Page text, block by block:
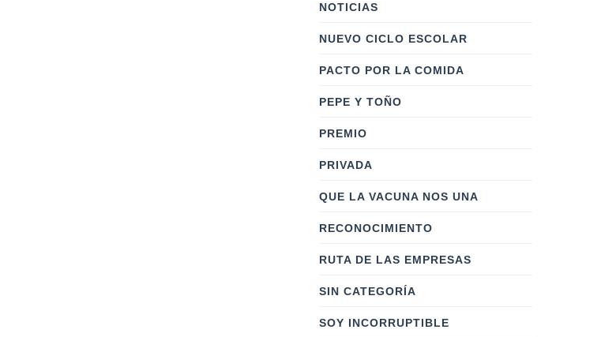
NOTICIAS
NUEVO CICLO ESCOLAR
PACTO POR LA COMIDA
PEPE Y TOÑO
PREMIO
PRIVADA
QUE LA VACUNA NOS UNA
RECONOCIMIENTO
RUTA DE LAS EMPRESAS
SIN CATEGORÍA
SOY INCORRUPTIBLE